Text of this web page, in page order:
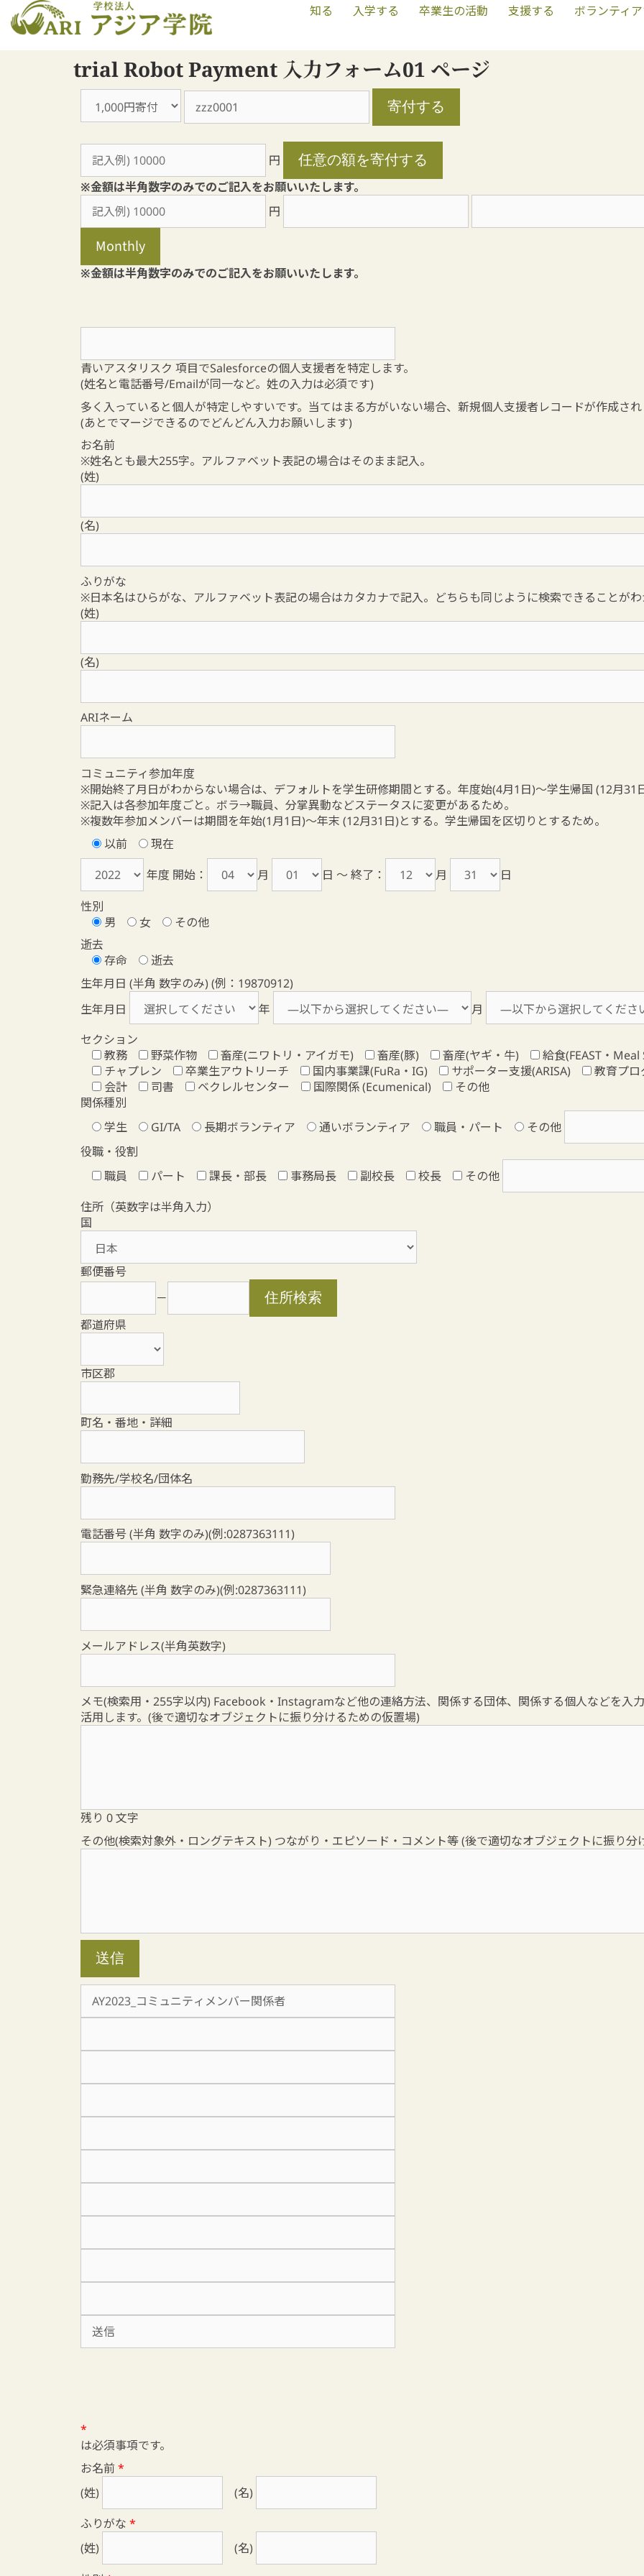
知る 入学する 卒業生の活動 支援する ボランティ
trial Robot Payment 入力フォーム01 ページ
円
※金額は半角数字のみでのご記入をお願いいたします。
円
※金額は半角数字のみでのご記入をお願いいたします。
青いアスタリスク 項目でSalesforceの個人支援者を特定します。
(姓名と電話番号/Emailが同一など。姓の入力は必須です)
多く入っていると個人が特定しやすいです。当てはまる方がいない場合、新規個人支援者レコードが作成され
(あとでマージできるのでどんどん入力お願いします)
お名前
※姓名とも最大255字。アルファベット表記の場合はそのまま記入。
(姓)
(名)
ふりがな
※日本名はひらがな、アルファベット表記の場合はカタカナで記入。どちらも同じように検索できることが
(姓)
(名)
ARIネーム
コミュニティ参加年度
※開始終了月日がわからない場合は、デフォルトを学生研修期間とする。年度始(4月1日)～学生帰国 (12月31
※記入は各参加年度ごと。ボラ→職員、分掌異動などステータスに変更があるため。
※複数年参加メンバーは期間を年始(1月1日)～年末 (12月31日)とする。学生帰国を区切りとするため。
以前
現在
年度 開始：
月 日 ～ 終了： 月
日
性別
男
女
その他
逝去
存命
逝去
生年月日 (半角 数字のみ) (例：19870912)
生年月日
年
月
セクション
教務
野菜作物 畜産(ニワトリ・アイガモ) 畜産(豚) 畜産(ヤギ・牛)
給食(FEAST・
チャプレン
卒業生アウトリーチ 国内事業課(FuRa・IG) サポーター支援(ARISA)
教育プロ
会計
司書 ベクレルセンター 国際関係 (Ecumenical)
その他
関係種別
学生
GI/TA 長期ボランティア 通いボランティア 職員・パート
その他
役職・役割
職員
パート 課長・部長 事務局長 副校長 校長
その他
住所（英数字は半角入力）
国
郵便番号
－
都道府県
市区郡
町名・番地・詳細
勤務先/学校名/団体名
電話番号 (半角 数字のみ)(例:0287363111)
緊急連絡先 (半角 数字のみ)(例:0287363111)
メールアドレス(半角英数字)
メモ(検索用・255字以内) Facebook・Instagramなど他の連絡方法、関係する団体、関係する個人などを入
活用します。(後で適切なオブジェクトに振り分けるための仮置場)
残り 0文字
その他(検索対象外・ロングテキスト) つながり・エピソード・コメント等 (後で適切なオブジェクトに振り分
*
は必須事項です。
お名前*
(姓)
(名)
ふりがな *
(姓)
(名)